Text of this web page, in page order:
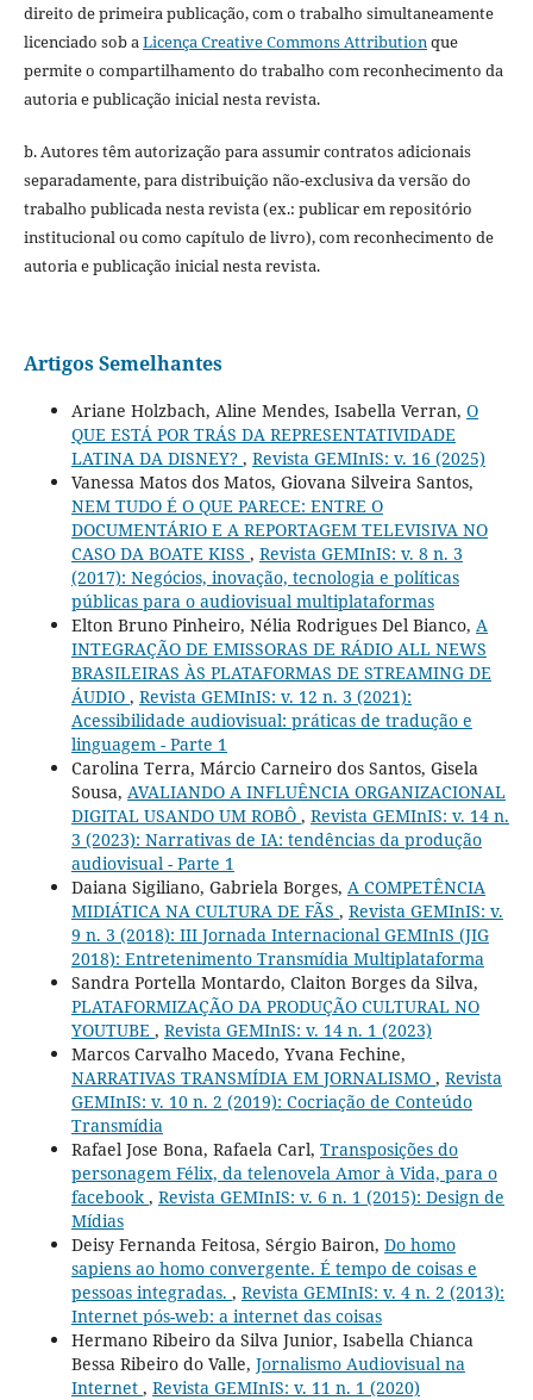
direito de primeira publicação, com o trabalho simultaneamente
licenciado sob aLicença Creative Commons Attributionque
permite o compartilhamento do trabalho com reconhecimento da
autoria e publicação inicial nesta revista.
b. Autores têm autorização para assumir contratos adicionais
separadamente, para distribuição não-exclusiva da versão do
trabalho publicada nesta revista (ex.: publicar em repositório
institucional ou como capítulo de livro), com reconhecimento de
autoria e publicação inicial nesta revista.
Artigos Semelhantes
Ariane Holzbach, Aline Mendes, Isabella Verran, O
QUE ESTÁ POR TRÁS DA REPRESENTATIVIDADE
LATINA DA DISNEY? , Revista GEMInIS: v. 16 (2025)
Vanessa Matos dos Matos, Giovana Silveira Santos,
NEM TUDO É O QUE PARECE: ENTRE O
DOCUMENTÁRIO E A REPORTAGEM TELEVISIVA NO
CASO DA BOATE KISS , Revista GEMInIS: v. 8 n. 3
(2017): Negócios, inovação, tecnologia e políticas
públicas para o audiovisual multiplataformas
Elton Bruno Pinheiro, Nélia Rodrigues Del Bianco, A
INTEGRAÇÃO DE EMISSORAS DE RÁDIO ALL NEWS
BRASILEIRAS ÀS PLATAFORMAS DE STREAMING DE
ÁUDIO , Revista GEMInIS: v. 12 n. 3 (2021):
Acessibilidade audiovisual: práticas de tradução e
linguagem - Parte 1
Carolina Terra, Márcio Carneiro dos Santos, Gisela
Sousa, AVALIANDO A INFLUÊNCIA ORGANIZACIONAL
DIGITAL USANDO UM ROBÔ , Revista GEMInIS: v. 14 n.
3 (2023): Narrativas de IA: tendências da produção
audiovisual - Parte 1
Daiana Sigiliano, Gabriela Borges, A COMPETÊNCIA
MIDIÁTICA NA CULTURA DE FÃS , Revista GEMInIS: v.
9 n. 3 (2018): III Jornada Internacional GEMInIS (JIG
2018): Entretenimento Transmídia Multiplataforma
Sandra Portella Montardo, Claiton Borges da Silva,
PLATAFORMIZAÇÃO DA PRODUÇÃO CULTURAL NO
YOUTUBE , Revista GEMInIS: v. 14 n. 1 (2023)
Marcos Carvalho Macedo, Yvana Fechine,
NARRATIVAS TRANSMÍDIA EM JORNALISMO , Revista
GEMInIS: v. 10 n. 2 (2019): Cocriação de Conteúdo
Transmídia
Rafael Jose Bona, Rafaela Carl, Transposições do
personagem Félix, da telenovela Amor à Vida, para o
facebook , Revista GEMInIS: v. 6 n. 1 (2015): Design de
Mídias
Deisy Fernanda Feitosa, Sérgio Bairon, Do homo
sapiens ao homo convergente. É tempo de coisas e
pessoas integradas. , Revista GEMInIS: v. 4 n. 2 (2013):
Internet pós-web: a internet das coisas
Hermano Ribeiro da Silva Junior, Isabella Chianca
Bessa Ribeiro do Valle, Jornalismo Audiovisual na
Internet , Revista GEMInIS: v. 11 n. 1 (2020)